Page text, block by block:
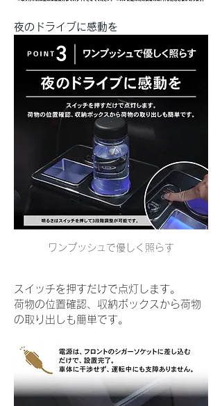
夜のドライブに感動を
ワンプッシュで優しく照らす
スイッチを押すだけで点灯します。
荷物の位置確認、収納ボックスから荷物
の取り出しも簡単です。